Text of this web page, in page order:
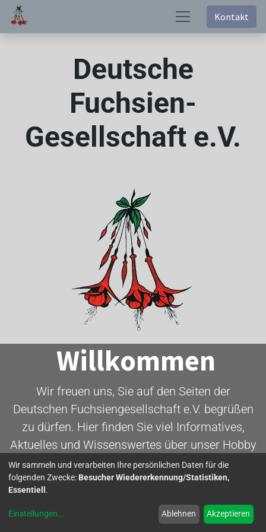
Kontakt
Deutsche
Fuchsien-
Gesellschaft e.V.
Willkommen
Wir freuen uns, Sie auf den Seiten der
Deutschen Fuchsiengesellschaft e.V. begrüßen
zu dürfen. Hier finden Sie viel Informatives,
Aktuelles und Wissenswertes über unser Hobby
- die Fuchsie.
Wir sammeln und verarbeiten Ihre persönlichen Daten für die
folgenden Zwecke: Besucher Wiedererkennung/Statistiken,
Essentiell .
Einstellungen... Ablehnen Akzeptieren